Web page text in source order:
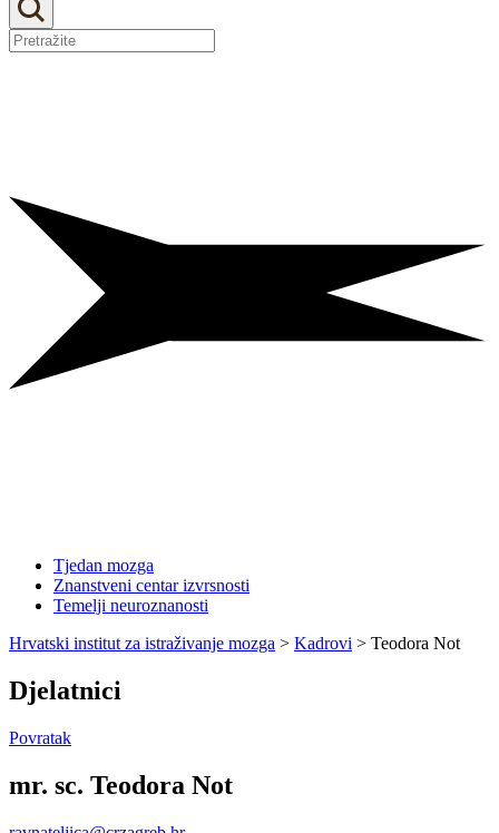
Tjedan mozga
Znanstveni centar izvrsnosti
Temelji neuroznanosti
Hrvatski institut za istraživanje mozga > Kadrovi > Teodora Not
Djelatnici
Povratak
mr. sc. Teodora Not